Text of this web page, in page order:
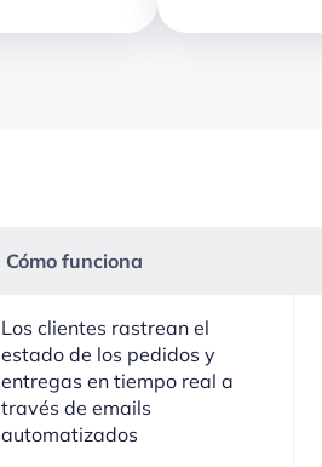
Cómo funciona
Los clientes rastrean el
estado de los pedidos y
entregas en tiempo real a
través de emails
automatizados